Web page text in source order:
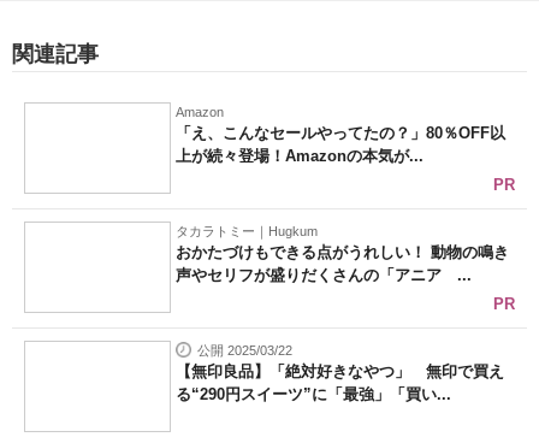
関連記事
Amazon
「え、こんなセールやってたの？」80％OFF以
上が続々登場！Amazonの本気が...
PR
タカラトミー｜Hugkum
おかたづけもできる点がうれしい！ 動物の鳴き
声やセリフが盛りだくさんの「アニア ...
PR
公開 2025/03/22
【無印良品】「絶対好きなやつ」 無印で買え
る“290円スイーツ”に「最強」「買い...